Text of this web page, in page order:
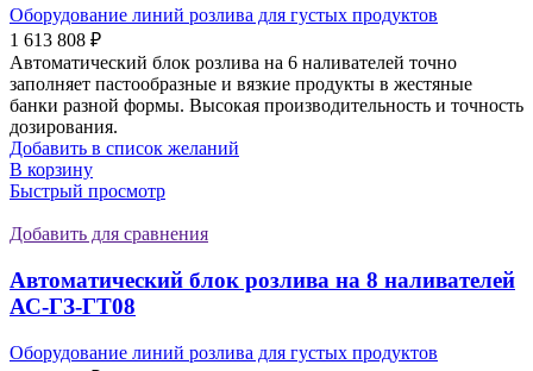
Оборудование линий розлива для густых продуктов
1 613 808 ₽
Автоматический блок розлива на 6 наливателей точно
заполняет пастообразные и вязкие продукты в жестяные
банки разной формы. Высокая производительность и точность
дозирования.
Добавить в список желаний
В корзину
Быстрый просмотр
Добавить для сравнения
Автоматический блок розлива на 8 наливателей
АС-ГЗ-ГТ08
Оборудование линий розлива для густых продуктов